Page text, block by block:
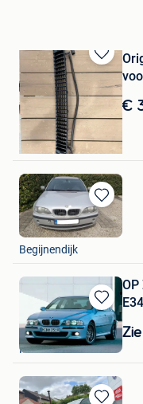
Bewaren
Mijn
Favorieten
€
Téo
Tubize
Bewaren
in
Mijn
Steven
Begijnendijk
Bewaren
in
Mijn
Favorieten
OP
M-K
Mouscron